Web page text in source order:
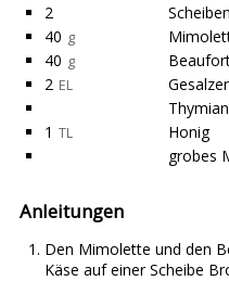
2
40 g
40 g
2 EL
Thymian
1 TL
Honig
grobes
Anleitungen
Den Mimolette und den
Käse auf einer Scheibe